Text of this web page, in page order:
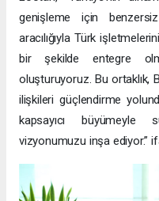
genişleme için
aracılığıyla Türk
bir şekilde entegre
oluşturuyoruz. Bu ortaklık,
ilişkileri güçlendirme
kapsayıcı
vizyonumuzu inşa ediyor.”